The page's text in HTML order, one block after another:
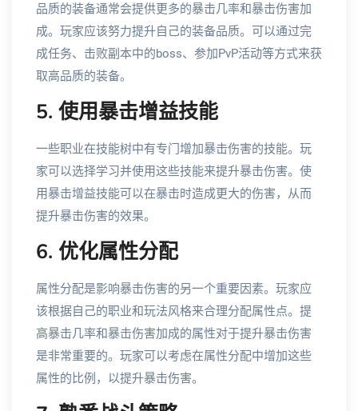
品质的装备通常会提供更多的暴击几率和暴击伤害加
成。玩家应该努力提升自己的装备品质。可以通过完
成任务、击败副本中的boss、参加PvP活动等方式来获
取高品质的装备。
5. 使用暴击增益技能
一些职业在技能树中有专门增加暴击伤害的技能。玩
家可以选择学习并使用这些技能来提升暴击伤害。使
用暴击增益技能可以在暴击时造成更大的伤害，从而
提升暴击伤害的效果。
6. 优化属性分配
属性分配是影响暴击伤害的另一个重要因素。玩家应
该根据自己的职业和玩法风格来合理分配属性点。提
高暴击几率和暴击伤害加成的属性对于提升暴击伤害
是非常重要的。玩家可以考虑在属性分配中增加这些
属性的比例，以提升暴击伤害。